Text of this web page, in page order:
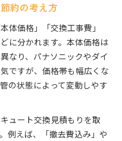
を徹底解説
最新情報と申請の流れ
と利用時の注意点
れる補助金の種類
申請方法と必要書類
期限を逃さないコツ
がどう変わるか
きる光熱費削減効果
約の考え方
体価格」「交換工事費」
に分かれます。本体価格は
なり、パナソニックやダイ
ですが、価格帯も幅広くな
の状態によって変動しやす
ュート交換見積もりを取
例えば、「撤去費込み」や